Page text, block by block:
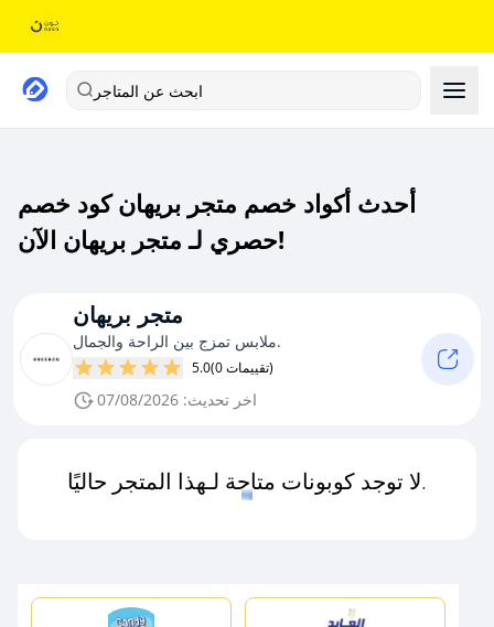
ابحث عن المتاجر
أحدث أكواد خصم متجر بريهان كود خصم
حصري لـ متجر بريهان الآن!
متجر بريهان
ملابس تمزج بين الراحة والجمال.
5.0 (0 تقييمات)
اخر تحديث: 07/08/2026
لا توجد كوبونات متاحة لـهذا المتجر حاليًا.